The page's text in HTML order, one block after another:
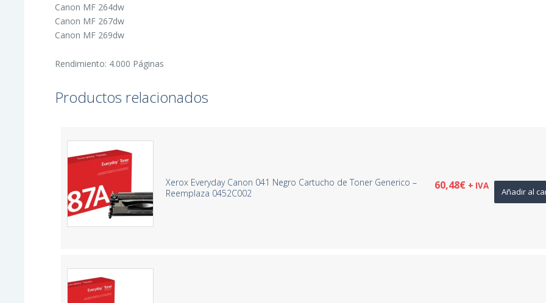
Canon MF 264dw
Canon MF 267dw
Canon MF 269dw
Rendimiento: 4.000 Páginas
Productos relacionados
Xerox Everyday Canon 041 Negro Cartucho de Toner Generico –
Reemplaza 0452C002
60,48€ + IVA
Añadir al